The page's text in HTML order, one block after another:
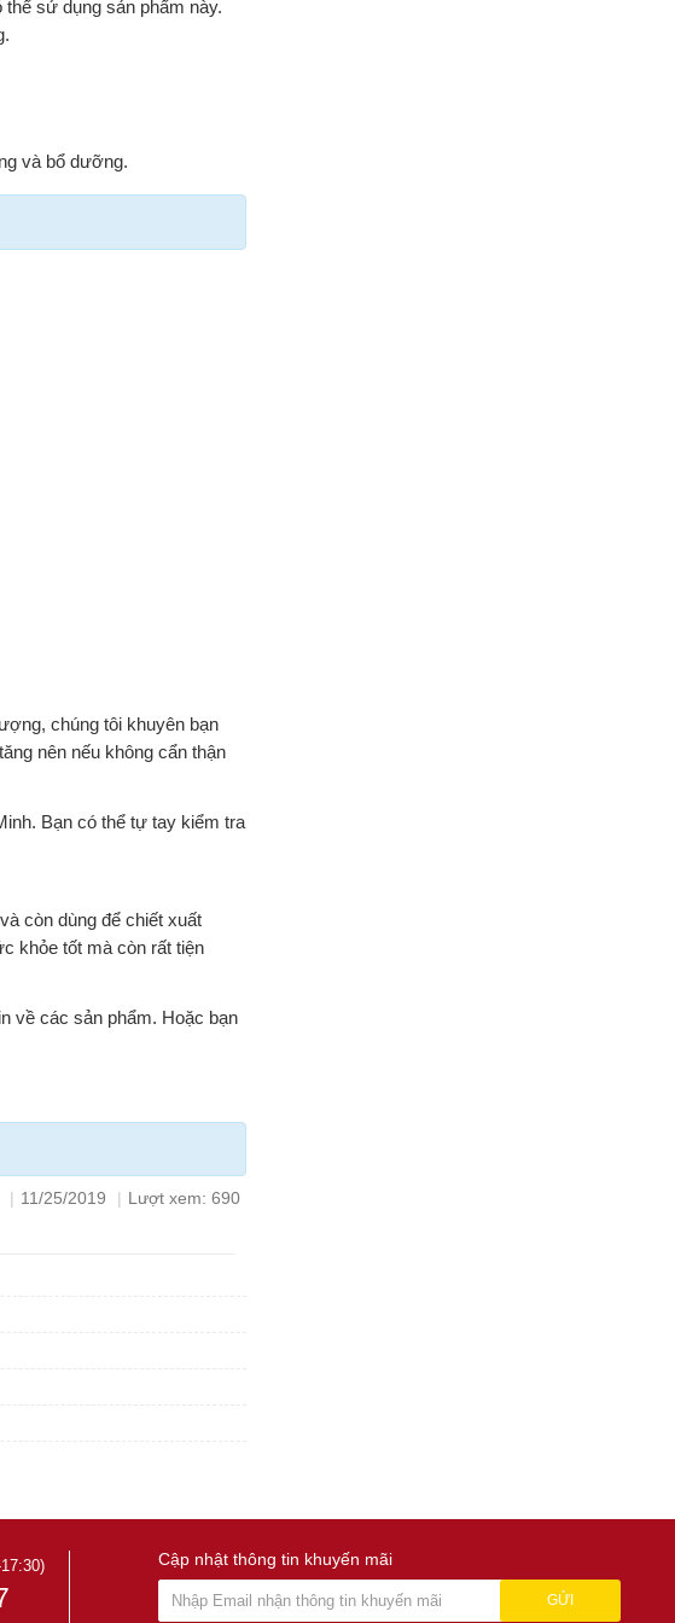
sử dụng sản phẩm này.
và bổ dưỡng.
chúng tôi khuyên bạn
nên nếu không cẩn thận
Bạn có thể tự tay kiểm tra
còn dùng để chiết xuất
khỏe tốt mà còn rất tiện
về các sản phẩm. Hoặc bạn
| 11/25/2019 | Lượt xem: 690
Cập nhật thông tin khuyến mãi
GỬI